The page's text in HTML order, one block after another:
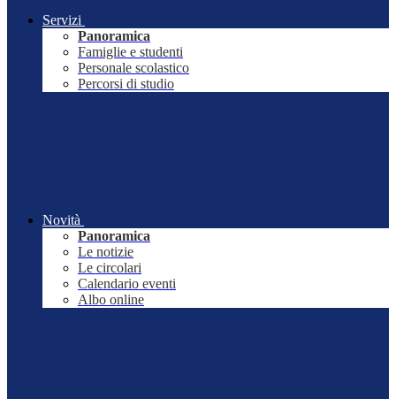
Servizi
Panoramica
Famiglie e studenti
Personale scolastico
Percorsi di studio
Novità
Panoramica
Le notizie
Le circolari
Calendario eventi
Albo online